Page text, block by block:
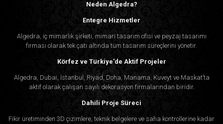
Neden Algedra?
Entegre Hizmetler
Algedra, iç mimarlık şirketi, mimari tasarım ofisi ve peyzaj tasarımı
firması olarak tek çatı altında tüm tasarım süreçlerini yönetir.
Körfez ve Türkiye'de Aktif Projeler
Algedra, Dubai, İstanbul, Riyad, Doha, Manama, Kuveyt ve Maskat’ta
aktif olarak çalışan sayılı dekorasyon firmalarından biridir.
Dahili Proje Süreci
Fikir üretiminden 3D çizimlere, teknik belgelere ve saha kontrollerine kadar